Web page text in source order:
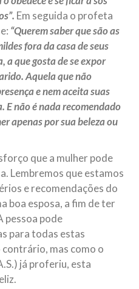
Em seguida o profeta
“Querem saber que são as
fora da casa de seus
a que gosta de se expor
Aquela que não
e nem aceita suas
E não é nada recomendado
apenas por sua beleza ou
que a mulher pode
Lembremos que estamos
e recomendações do
boa esposa, a fim de ter
pessoa pode
para todas estas
mas como o
já proferiu, esta